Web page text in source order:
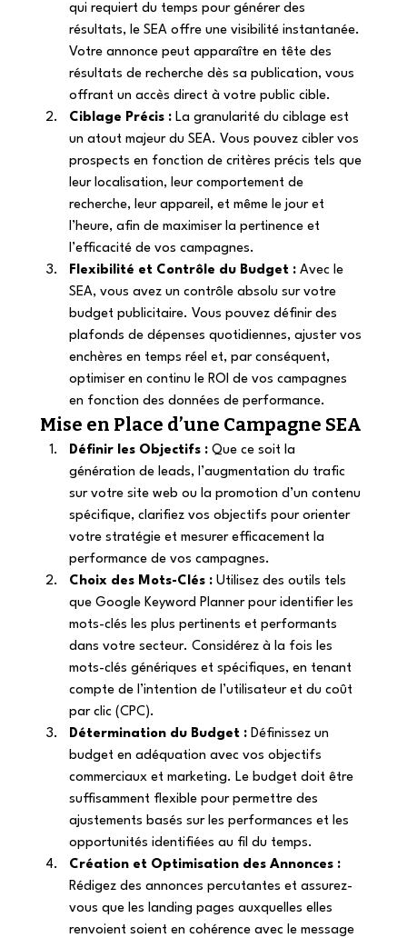
qui requiert du temps pour générer des
résultats, le SEA offre une visibilité instantanée.
Votre annonce peut apparaître en tête des
résultats de recherche dès sa publication, vous
offrant un accès direct à votre public cible.
Ciblage Précis : La granularité du ciblage est
un atout majeur du SEA. Vous pouvez cibler vos
prospects en fonction de critères précis tels que
leur localisation, leur comportement de
recherche, leur appareil, et même le jour et
l’heure, afin de maximiser la pertinence et
l’efficacité de vos campagnes.
Flexibilité et Contrôle du Budget : Avec le
SEA, vous avez un contrôle absolu sur votre
budget publicitaire. Vous pouvez définir des
plafonds de dépenses quotidiennes, ajuster vos
enchères en temps réel et, par conséquent,
optimiser en continu le ROI de vos campagnes
en fonction des données de performance.
Mise en Place d’une Campagne SEA
Définir les Objectifs : Que ce soit la
génération de leads, l’augmentation du trafic
sur votre site web ou la promotion d’un contenu
spécifique, clarifiez vos objectifs pour orienter
votre stratégie et mesurer efficacement la
performance de vos campagnes.
Choix des Mots-Clés : Utilisez des outils tels
que Google Keyword Planner pour identifier les
mots-clés les plus pertinents et performants
dans votre secteur. Considérez à la fois les
mots-clés génériques et spécifiques, en tenant
compte de l’intention de l’utilisateur et du coût
par clic (CPC).
Détermination du Budget : Définissez un
budget en adéquation avec vos objectifs
commerciaux et marketing. Le budget doit être
suffisamment flexible pour permettre des
ajustements basés sur les performances et les
opportunités identifiées au fil du temps.
Création et Optimisation des Annonces :
Rédigez des annonces percutantes et assurez-
vous que les landing pages auxquelles elles
renvoient soient en cohérence avec le message